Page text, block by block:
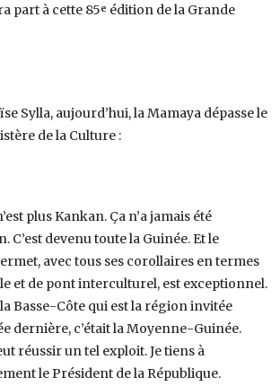
part à cette 85ᵉ édition de la Grande
Sylla, aujourd’hui, la Mamaya dépasse le
de la Culture :
plus Kankan. Ça n’a jamais été
C’est devenu toute la Guinée. Et le
avec tous ses corollaires en termes
et de pont interculturel, est exceptionnel.
la Basse-Côte qui est la région invitée
dernière, c’était la Moyenne-Guinée.
réussir un tel exploit. Je tiens à
le Président de la République.